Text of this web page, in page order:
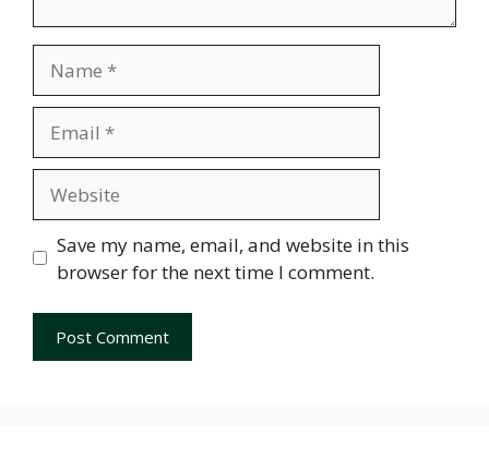
Save my name, email, and website in this
browser for the next time I comment.